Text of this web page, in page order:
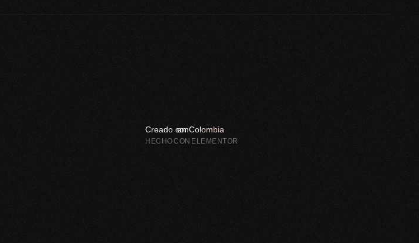
Creado conen Colombia
HECHO CON ELEMENTOR